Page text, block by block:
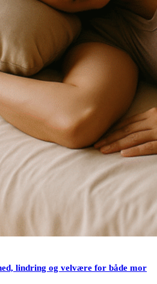
lindring og velvære for både mor